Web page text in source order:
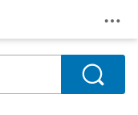
メ
検索